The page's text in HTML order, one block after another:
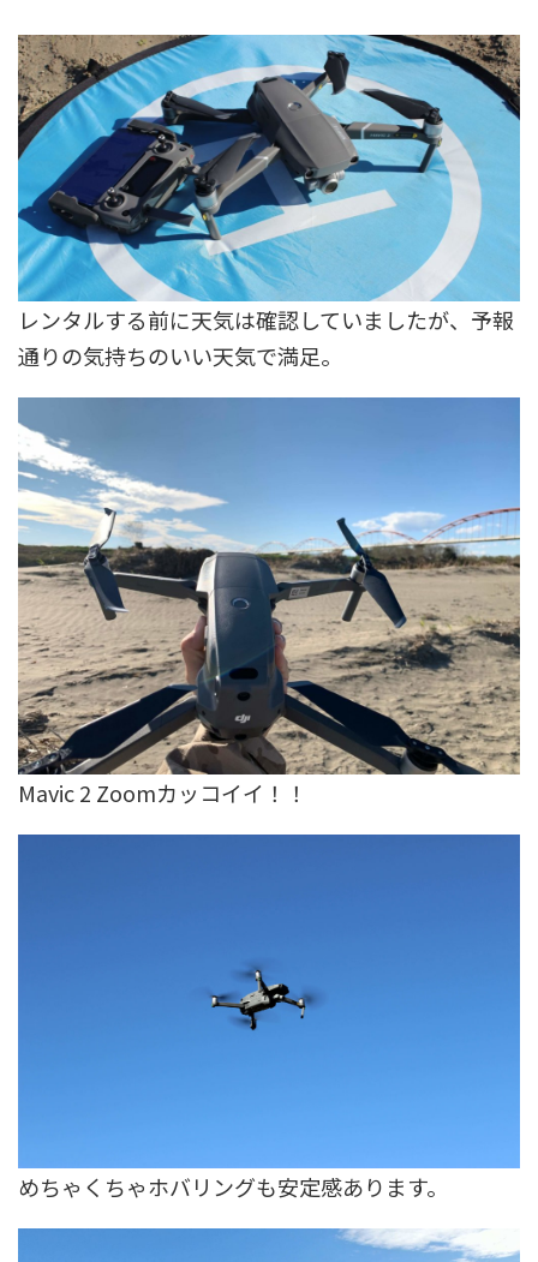
レンタルする前に天気は確認していましたが、予報
通りの気持ちのいい天気で満足。
Mavic 2 Zoomカッコイイ！！
めちゃくちゃホバリングも安定感あります。